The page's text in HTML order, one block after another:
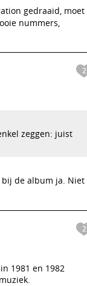
gedraaid, moet
nummers,
2
zeggen: juist
bij de album ja. Niet
2
1981 en 1982